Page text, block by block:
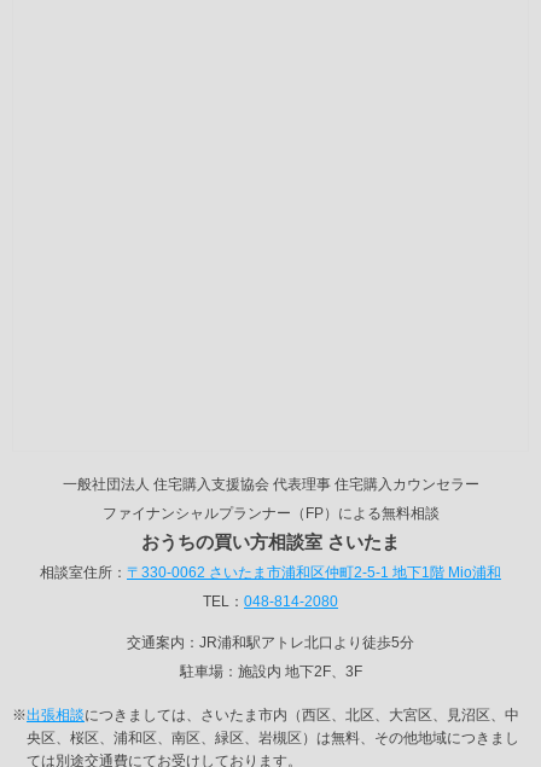
一般社団法人 住宅購入支援協会 代表理事 住宅購入カウンセラー
ファイナンシャルプランナー（FP）による無料相談
おうちの買い方相談室 さいたま
相談室住所： 〒330-0062 さいたま市浦和区仲町2-5-1 地下1階 Mio浦和
TEL： 048-814-2080
交通案内：JR浦和駅アトレ北口より徒歩5分
駐車場：施設内 地下2F、3F
※出張相談につきましては、さいたま市内（西区、北区、大宮区、見沼区、中
央区、桜区、浦和区、南区、緑区、岩槻区）は無料、その他地域につきまし
ては別途交通費にてお受けしております。